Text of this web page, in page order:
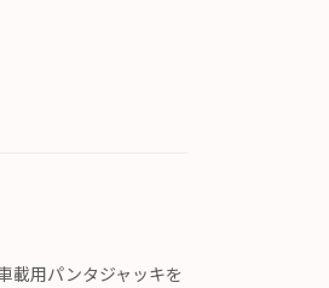
載用パンタジャッキを